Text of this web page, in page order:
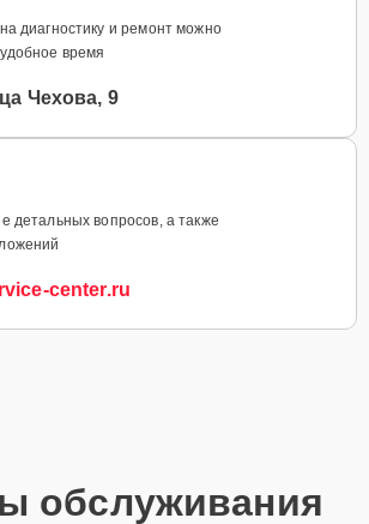
диагностику и ремонт можно
время
Чехова, 9
детальных вопросов, а также
center.ru
обслуживания